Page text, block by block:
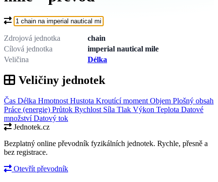
Co chcete převést?
Zdrojová jednotka
chain
Cílová jednotka
imperial nautical mile
Veličina
Délka
Veličiny jednotek
Čas Délka Hmotnost Hustota Kroutící moment Objem Plošný obsah
Práce (energie) Průtok Rychlost Síla Tlak Výkon Teplota Datové
množstvíDatový tok
Jednotek.cz
Bezplatný online převodník fyzikálních jednotek. Rychle, přesně a
bez registrace.
Otevřít převodník